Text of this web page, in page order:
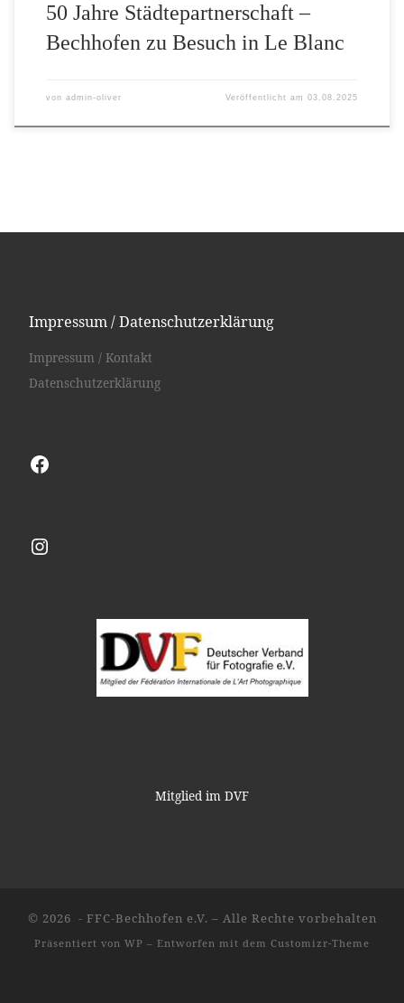
50 Jahre Städtepartnerschaft –
Bechhofen zu Besuch in Le Blanc
von admin-oliver Veröffentlicht am03.08.2025
Impressum / Datenschutzerklärung
Impressum / Kontakt
Datenschutzerklärung
Facebook
Instagram
Mitglied im DVF
© 2026 - FFC-Bechhofen e.V. – Alle Rechte vorbehalten
Präsentiert von WP – Entworfen mit dem Customizr-Theme